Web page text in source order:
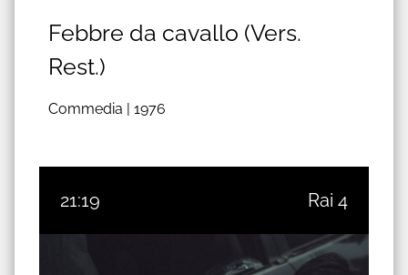
Febbre da cavallo (Vers.
Rest.)
Commedia | 1976
21:19 Rai 4